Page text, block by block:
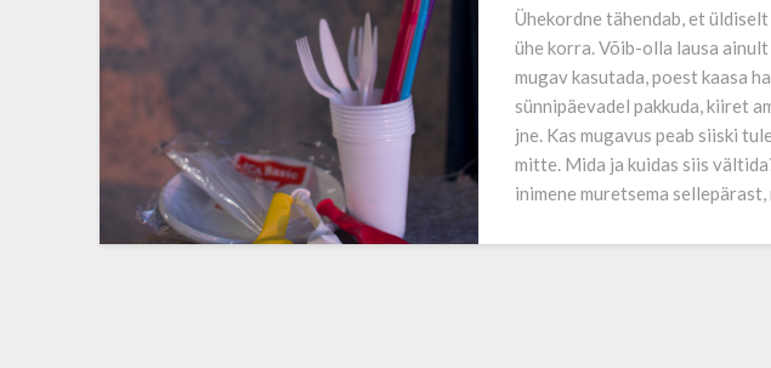
Ühekordne tähendab, et
ühe korra. Võib-olla lausa
mugav kasutada, poest kaasa
sünnipäevadel pakkuda, kiiret
jne. Kas mugavus peab siiski
mitte. Mida ja kuidas siis
inimene muretsema sellepärast,